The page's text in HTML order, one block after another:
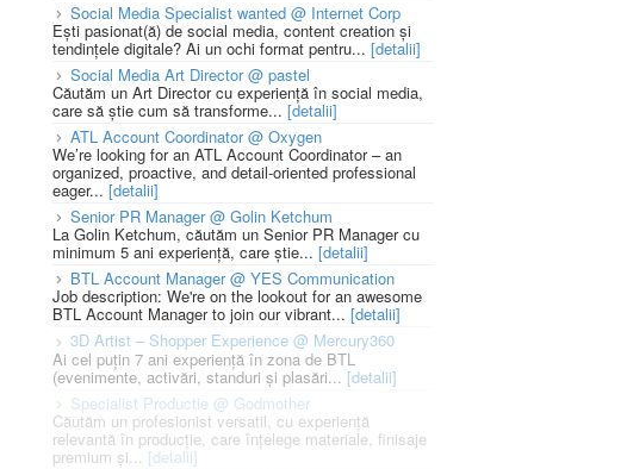
Social Media Specialist wanted @ Internet Corp
Ești pasionat(ă) de social media, content creation și
tendințele digitale? Ai un ochi format pentru... [detalii]
Social Media Art Director @ pastel
Căutăm un Art Director cu experiență în social media,
care să știe cum să transforme... [detalii]
ATL Account Coordinator @ Oxygen
We’re looking for an ATL Account Coordinator – an
organized, proactive, and detail-oriented professional
eager... [detalii]
Senior PR Manager @ Golin Ketchum
La Golin Ketchum, căutăm un Senior PR Manager cu
minimum 5 ani experiență, care știe... [detalii]
BTL Account Manager @ YES Communication
Job description: We're on the lookout for an awesome
BTL Account Manager to join our vibrant... [detalii]
3D Artist – Shopper Experience @ Mercury360
Ai cel puțin 7 ani experiență în zona de BTL
(evenimente, activări, standuri și plasări... [detalii]
Specialist Productie @ Godmother
Căutăm un profesionist versatil, cu experiență
relevantă în producție, care înțelege materiale, finisaje
premium și... [detalii]